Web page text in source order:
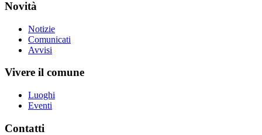
Novità
Notizie
Comunicati
Avvisi
Vivere il comune
Luoghi
Eventi
Contatti